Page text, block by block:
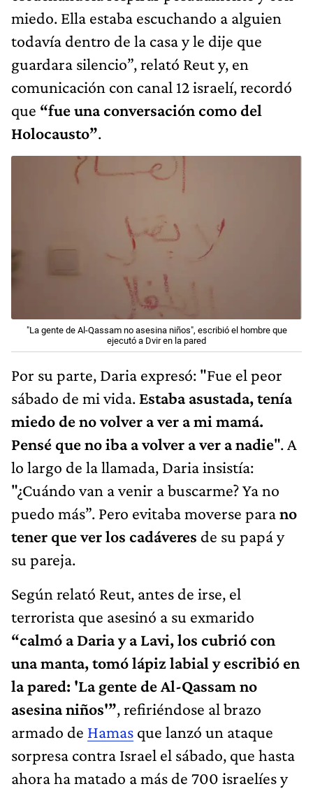
miedo. Ella estaba escuchando a alguien
todavía dentro de la casa y le dije que
guardara silencio”, relató Reut y, en
comunicación con canal 12 israelí, recordó
que “fue una conversación como del
Holocausto”.
"La gente de Al-Qassam no asesina niños", escribió el hombre que
ejecutó a Dvir en la pared
Por su parte, Daria expresó: "Fue el peor
sábado de mi vida. Estaba asustada, tenía
miedo de no volver a ver a mi mamá.
Pensé que no iba a volver a ver a nadie". A
lo largo de la llamada, Daria insistía:
"¿Cuándo van a venir a buscarme? Ya no
puedo más”. Pero evitaba moverse parano
tener que ver los cadáveres de su papá y
su pareja.
Según relató Reut, antes de irse, el
terrorista que asesinó a su exmarido
“calmó a Daria y a Lavi, los cubrió con
una manta, tomó lápiz labial y escribió en
la pared: 'La gente de Al-Qassam no
asesina niños'”, refiriéndose al brazo
armado de Hamas que lanzó un ataque
sorpresa contra Israel el sábado, que hasta
ahora ha matado a más de 700 israelíes y